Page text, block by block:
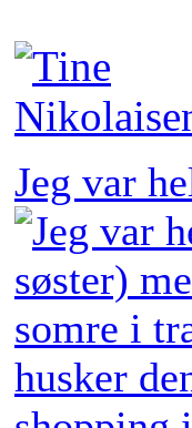
Jeg var